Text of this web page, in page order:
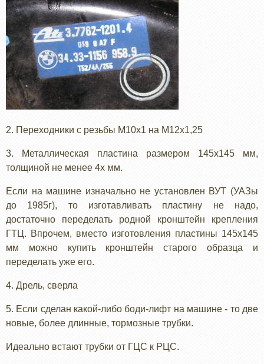
2. Переходники с резьбы М10х1 на М12х1,25
3. Металлическая пластина размером 145х145 мм,
толщиной не менее 4х мм.
Если на машине изначально не установлен ВУТ (УАЗы
до 1985г), то изготавливать пластину не надо,
достаточно переделать родной кронштейн крепления
ГТЦ. Впрочем, вместо изготовления пластины 145х145
мм можно купить кронштейн старого образца и
переделать уже его.
4. Дрель, сверла
5. Если сделан какой-либо боди-лифт на машине - то две
новые, более длинные, тормозные трубки.
Идеально встают трубки от ГЦС к РЦС.